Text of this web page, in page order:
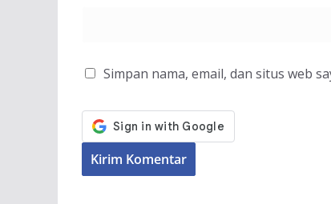
Simpan nama, email, dan situs web